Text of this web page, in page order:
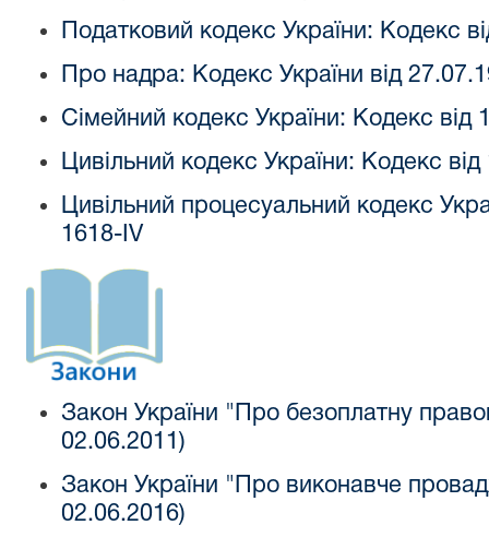
Податковий кодекс України: Кодекс
Про надра: Кодекс України від
Сімейний кодекс України: Кодекс
Цивільний кодекс України: Кодекс
Цивільний процесуальний кодекс
1618-IV
Закон України "Про безоплатну
02.06.2011)
Закон України "Про виконавче
02.06.2016)